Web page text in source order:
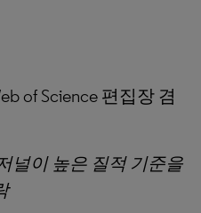
of Science 편집장 겸
널이 높은 질적 기준을